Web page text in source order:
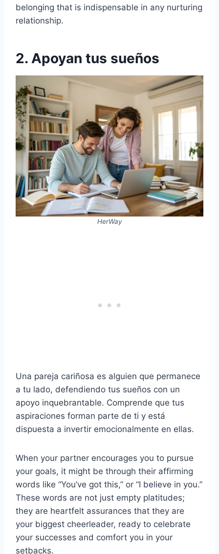
belonging that is indispensable in any nurturing
relationship.
2. Apoyan tus sueños
HerWay
Una pareja cariñosa es alguien que permanece
a tu lado, defendiendo tus sueños con un
apoyo inquebrantable. Comprende que tus
aspiraciones forman parte de ti y está
dispuesta a invertir emocionalmente en ellas.
When your partner encourages you to pursue
your goals, it might be through their affirming
words like “You’ve got this,” or “I believe in you.”
These words are not just empty platitudes;
they are heartfelt assurances that they are
your biggest cheerleader, ready to celebrate
your successes and comfort you in your
setbacks.